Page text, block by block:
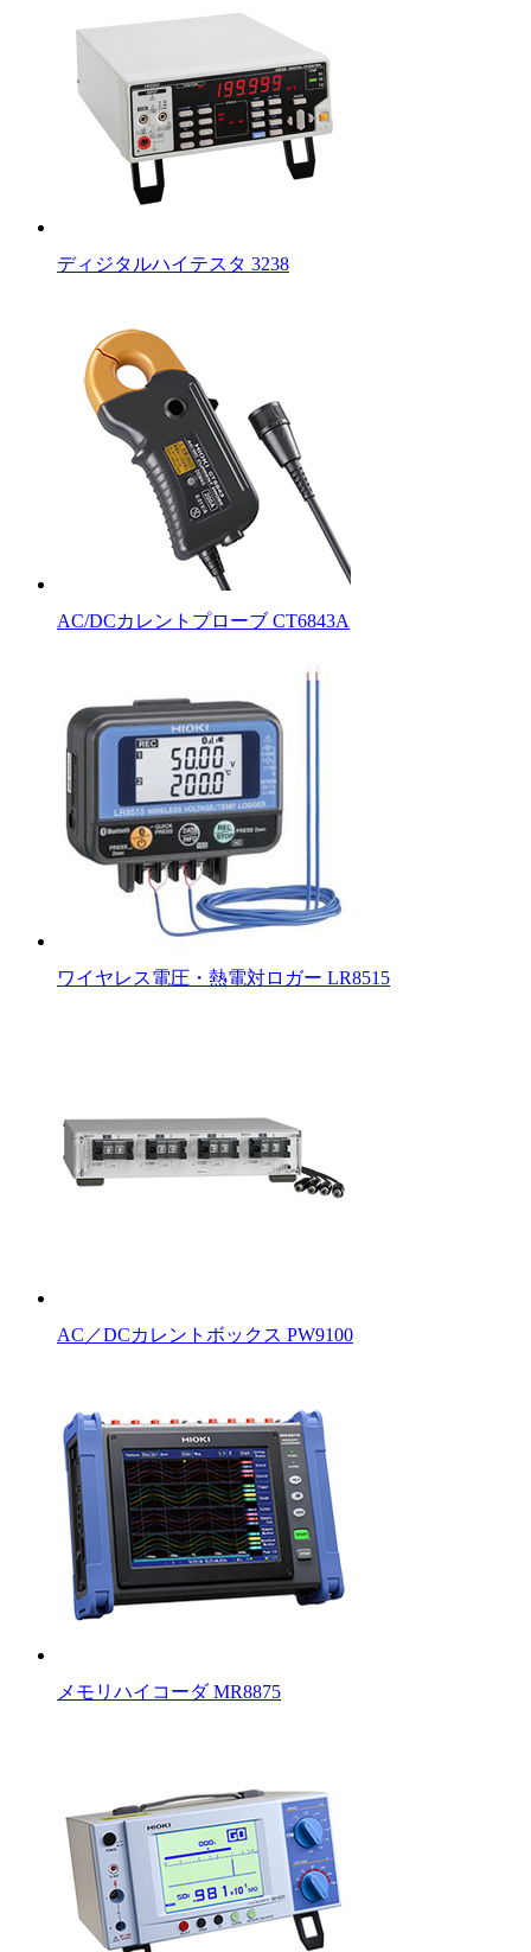
ディジタルハイテスタ 3238
AC/DCカレントプローブ CT6843A
ワイヤレス電圧・熱電対ロガー LR8515
AC／DCカレントボックス PW9100
メモリハイコーダ MR8875